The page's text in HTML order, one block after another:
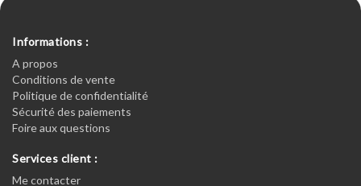
Informations :
A propos
Conditions de vente
Politique de confidentialité
Sécurité des paiements
Foire aux questions
Services client :
Me contacter